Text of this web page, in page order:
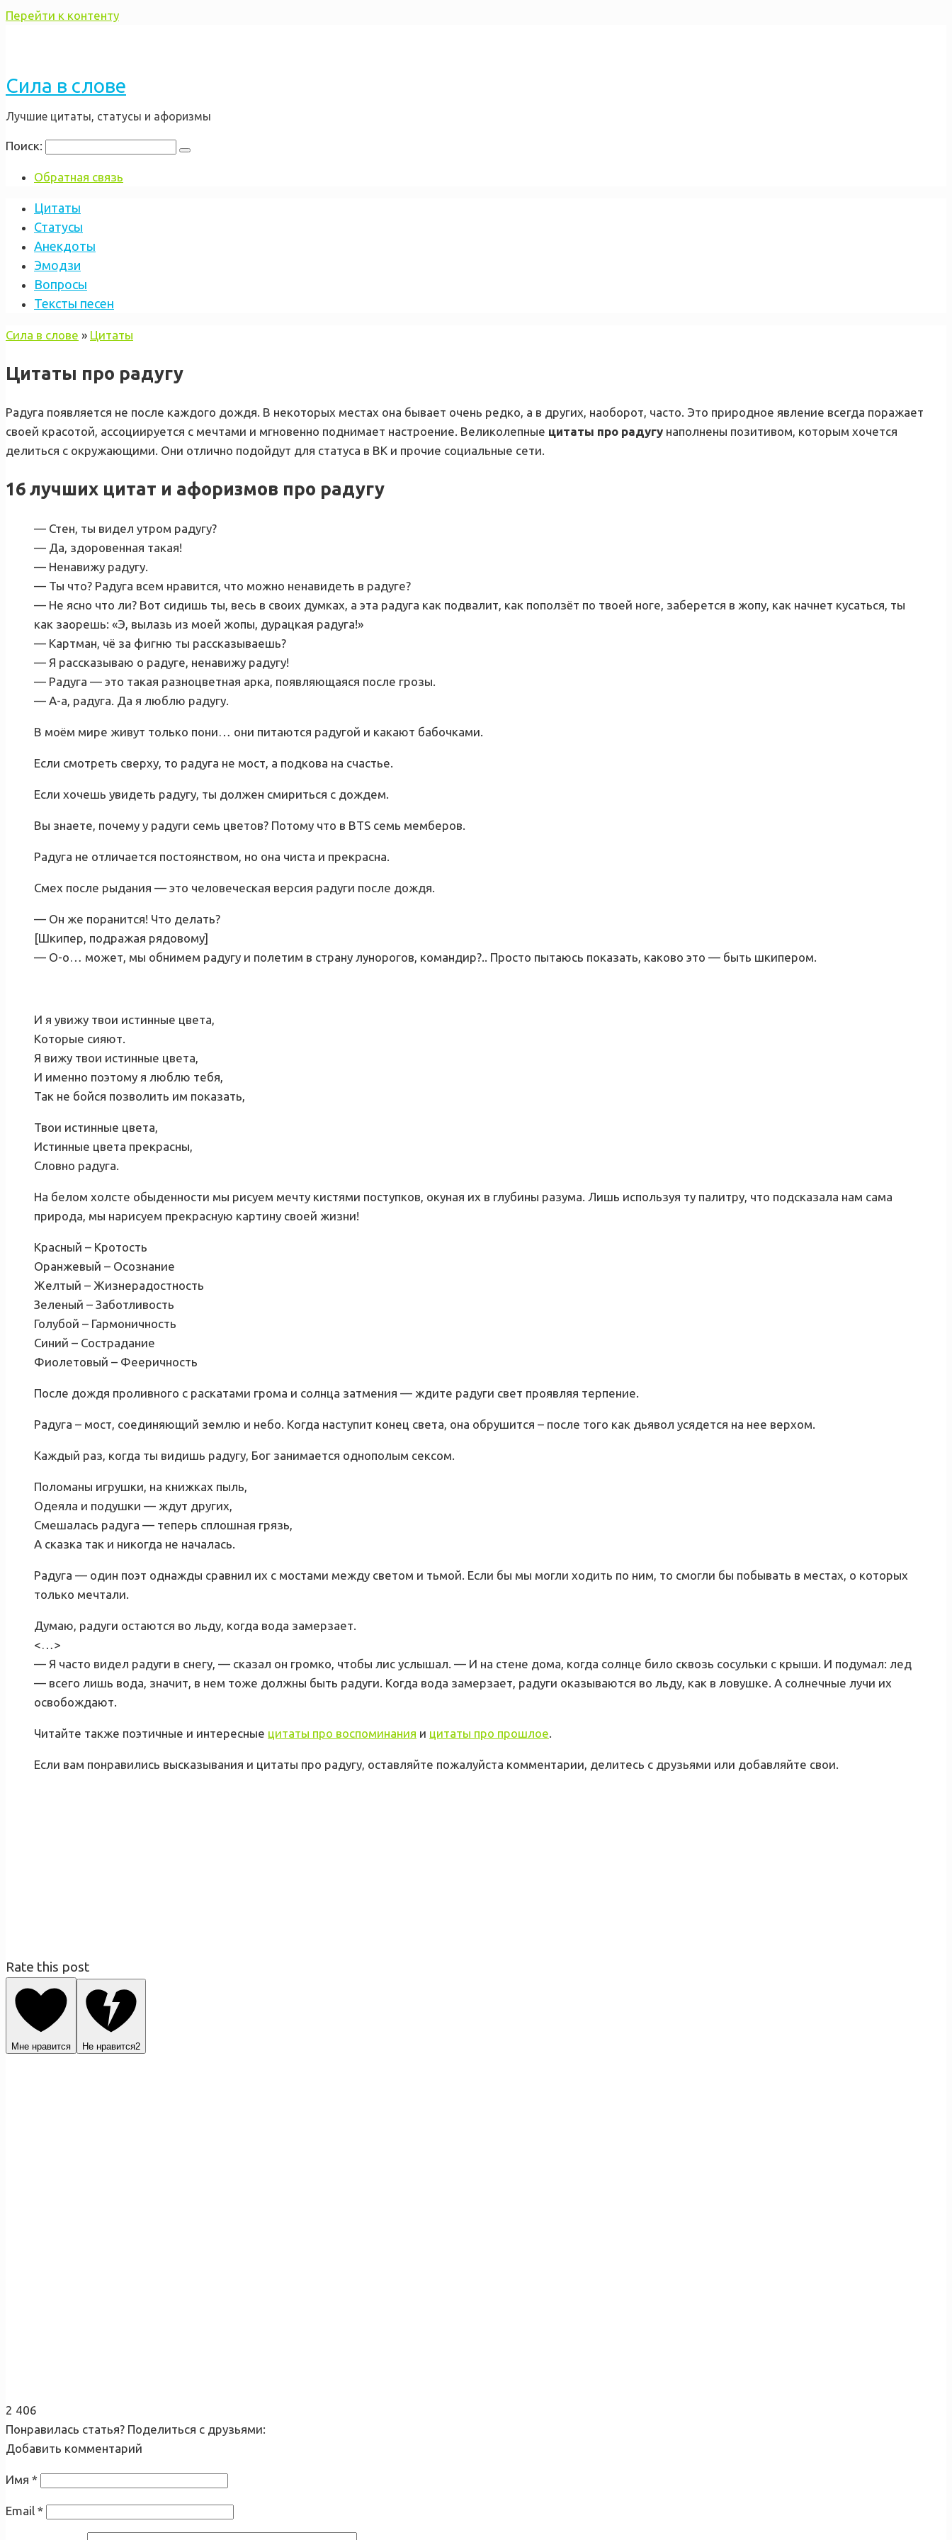
Перейти к контенту
Сила в слове
Лучшие цитаты, статусы и афоризмы
Поиск:
Обратная связь
Цитаты
Статусы
Анекдоты
Эмодзи
Вопросы
Тексты песен
Сила в слове » Цитаты
Цитаты про радугу
Радуга появляется не после каждого дождя. В некоторых местах она бывает очень редко, а в других, наоборот, часто. Это природное явление всегда поражает
своей красотой, ассоциируется с мечтами и мгновенно поднимает настроение. Великолепные цитаты про радугу наполнены позитивом, которым хочется
делиться с окружающими. Они отлично подойдут для статуса в ВК и прочие социальные сети.
16 лучших цитат и афоризмов про радугу
— Стен, ты видел утром радугу?
— Да, здоровенная такая!
— Ненавижу радугу.
— Ты что? Радуга всем нравится, что можно ненавидеть в радуге?
— Не ясно что ли? Вот сидишь ты, весь в своих думках, а эта радуга как подвалит, как поползёт по твоей ноге, заберется в жопу, как начнет кусаться, ты
как заорешь: «Э, вылазь из моей жопы, дурацкая радуга!»
— Картман, чё за фигню ты рассказываешь?
— Я рассказываю о радуге, ненавижу радугу!
— Радуга — это такая разноцветная арка, появляющаяся после грозы.
— А-а, радуга. Да я люблю радугу.
В моём мире живут только пони… они питаются радугой и какают бабочками.
Если смотреть сверху, то радуга не мост, а подкова на счастье.
Если хочешь увидеть радугу, ты должен смириться с дождем.
Вы знаете, почему у радуги семь цветов? Потому что в BTS семь мемберов.
Радуга не отличается постоянством, но она чиста и прекрасна.
Смех после рыдания — это человеческая версия радуги после дождя.
— Он же поранится! Что делать?
[Шкипер, подражая рядовому]
— О-о… может, мы обнимем радугу и полетим в страну лунорогов, командир?.. Просто пытаюсь показать, каково это — быть шкипером.
И я увижу твои истинные цвета,
Которые сияют.
Я вижу твои истинные цвета,
И именно поэтому я люблю тебя,
Так не бойся позволить им показать,
Твои истинные цвета,
Истинные цвета прекрасны,
Словно радуга.
На белом холсте обыденности мы рисуем мечту кистями поступков, окуная их в глубины разума. Лишь используя ту палитру, что подсказала нам сама
природа, мы нарисуем прекрасную картину своей жизни!
Красный – Кротость
Оранжевый – Осознание
Желтый – Жизнерадостность
Зеленый – Заботливость
Голубой – Гармоничность
Синий – Сострадание
Фиолетовый – Фееричность
После дождя проливного с раскатами грома и солнца затмения — ждите радуги свет проявляя терпение.
Радуга – мост, соединяющий землю и небо. Когда наступит конец света, она обрушится – после того как дьявол усядется на нее верхом.
Каждый раз, когда ты видишь радугу, Бог занимается однополым сексом.
Поломаны игрушки, на книжках пыль,
Одеяла и подушки — ждут других,
Смешалась радуга — теперь сплошная грязь,
А сказка так и никогда не началась.
Радуга — один поэт однажды сравнил их с мостами между светом и тьмой. Если бы мы могли ходить по ним, то смогли бы побывать в местах, о которых
только мечтали.
Думаю, радуги остаются во льду, когда вода замерзает.
<…>
— Я часто видел радуги в снегу, — сказал он громко, чтобы лис услышал. — И на стене дома, когда солнце било сквозь сосульки с крыши. И подумал: лед
— всего лишь вода, значит, в нем тоже должны быть радуги. Когда вода замерзает, радуги оказываются во льду, как в ловушке. А солнечные лучи их
освобождают.
Читайте также поэтичные и интересные цитаты про воспоминания и цитаты про прошлое
Если вам понравились высказывания и цитаты про радугу, оставляйте пожалуйста комментарии, делитесь с друзьями или добавляйте свои.
Rate this post
Мне нравится Не нравится2
2 406
Понравилась статья? Поделиться с друзьями:
Добавить комментарий
Имя *
Email *